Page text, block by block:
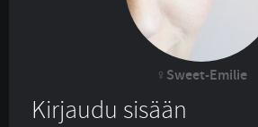
Sweet-Emilie
Kirjaudu sisään